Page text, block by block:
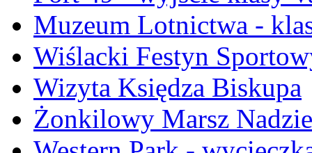
Muzeum Lotnictwa -
Wiślacki Festyn
Wizyta Księdza Biskupa
Żonkilowy Marsz